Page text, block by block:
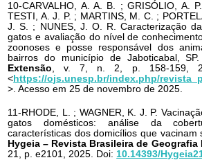
10-CARVALHO, A. A. B. ; GRISÓLIO, A.
TESTI, A. J. P. ; MARTINS, M. C. ;
J. S. ; NUNES, J. O. R. Caracterização
gatos e avaliação do nível de
zoonoses e posse responsável dos
bairros do município de Jaboticabal, SP.
Extensão, v. 7, n. 2, p. 158-159,
< https://ojs.unesp.br/index.php/
>. Acesso em 25 de novembro de 2025.
11-RHODE, L. ; WAGNER, K. J. P.
gatos domésticos: análise da
características dos domicílios que vacinam
Hygeia – Revista Brasileira de Geografia
21, p. e2101, 2025. Doi: 10.14393/